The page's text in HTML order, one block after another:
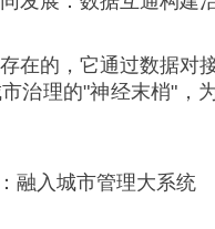
在的，它通过数据对
治理的"神经末梢"，
融入城市管理大系统